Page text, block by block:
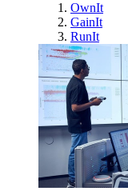
OwnIt
GainIt
RunIt